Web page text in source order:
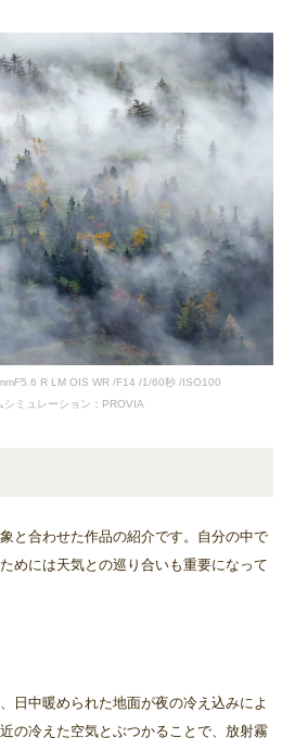
R LM OIS WR /F14 /1/60秒 /ISO100
シミュレーション：PROVIA
と合わせた作品の紹介です。自分の中で
めには天気との巡り合いも重要になって
日中暖められた地面が夜の冷え込みによ
の冷えた空気とぶつかることで、放射霧